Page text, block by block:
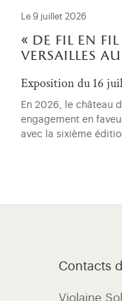
Le 9 juillet 2026
« de fil en fil
versailles au
Exposition du 16
En 2026, le château
engagement en
avec la sixième
Contacts
Violaine